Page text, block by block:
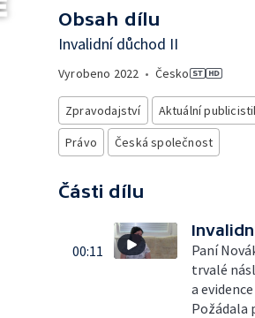
Obsah dílu
Invalidní důchod II
Vyrobeno 2022 • Česko
Zpravodajství Aktuální
Právo
Česká společnost
Části dílu
00:11
Paní
trvalé
a
Požádala